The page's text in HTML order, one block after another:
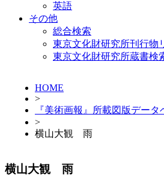
英語
その他
総合検索
東京文化財研究所刊行物
東京文化財研究所蔵書検
HOME
>
『美術画報』所載図版データ
>
横山大観 雨
横山大観 雨